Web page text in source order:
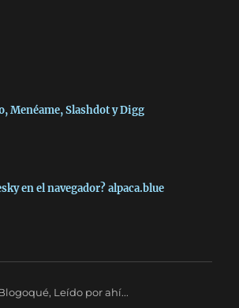
Menéame, Slashdot y Digg
en el navegador? alpaca.blue
, Leído por ahí...